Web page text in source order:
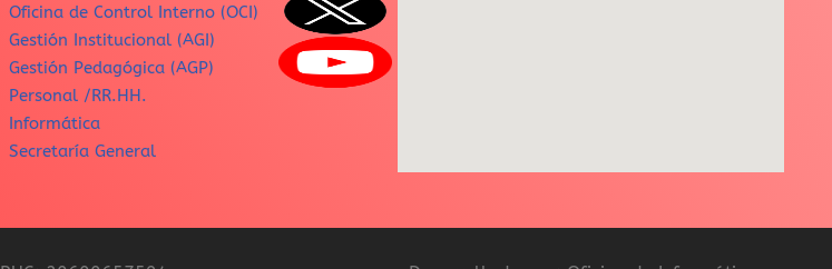
Oficina de Control Interno (OCI)
Gestión Institucional (AGI)
Gestión Pedagógica (AGP)
Personal /RR.HH.
Informática
Secretaría General